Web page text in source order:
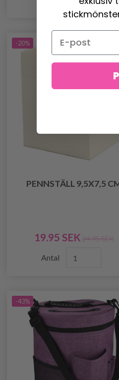
-20%
PENNSTÄLL 9,5X7,5
19.95 SEK 24.95 SEK
Antal
-43%